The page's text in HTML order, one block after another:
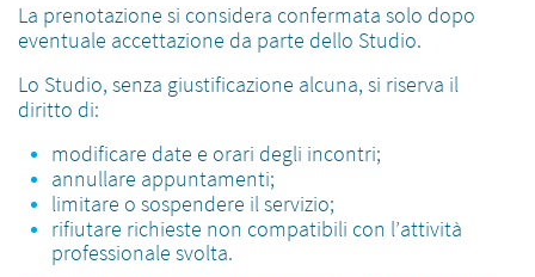
La prenotazione si considera confermata solo dopo
eventuale accettazione da parte dello Studio.
Lo Studio, senza giustificazione alcuna, si riserva il
diritto di:
modificare date e orari degli incontri;
annullare appuntamenti;
limitare o sospendere il servizio;
rifiutare richieste non compatibili con l’attività
professionale svolta.